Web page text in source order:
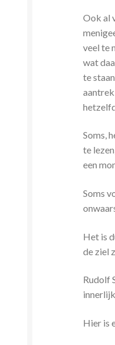
Ook al
veel te
wat
te
Soms,
te
een
Soms
Het is
de ziel
Rudolf
Hier is